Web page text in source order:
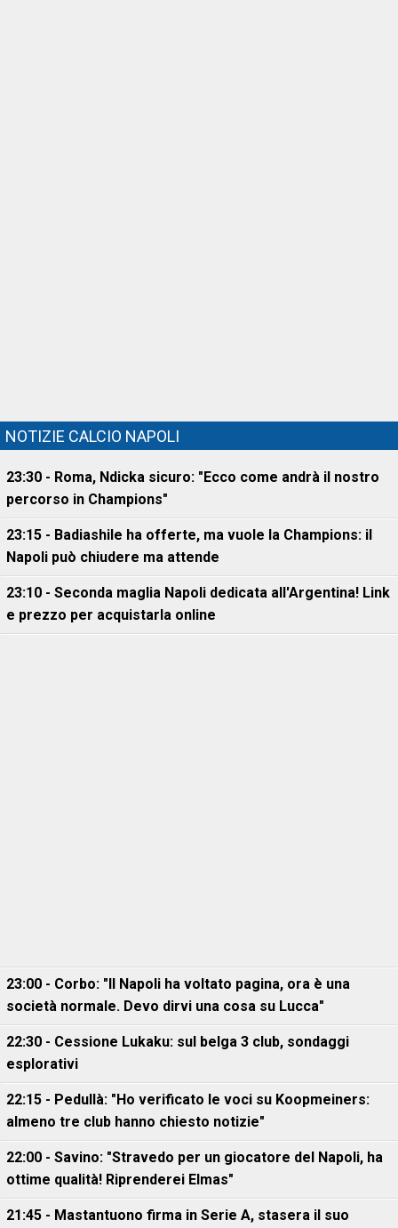
NOTIZIE CALCIO NAPOLI
23:30 - Roma, Ndicka sicuro: "Ecco come andrà il nostro
percorso in Champions"
23:15 - Badiashile ha offerte, ma vuole la Champions: il
Napoli può chiudere ma attende
23:10 - Seconda maglia Napoli dedicata all'Argentina! Link
e prezzo per acquistarla online
23:00 - Corbo: "Il Napoli ha voltato pagina, ora è una
società normale. Devo dirvi una cosa su Lucca"
22:30 - Cessione Lukaku: sul belga 3 club, sondaggi
esplorativi
22:15 - Pedullà: "Ho verificato le voci su Koopmeiners:
almeno tre club hanno chiesto notizie"
22:00 - Savino: "Stravedo per un giocatore del Napoli, ha
ottime qualità! Riprenderei Elmas"
21:45 - Mastantuono firma in Serie A, stasera il suo